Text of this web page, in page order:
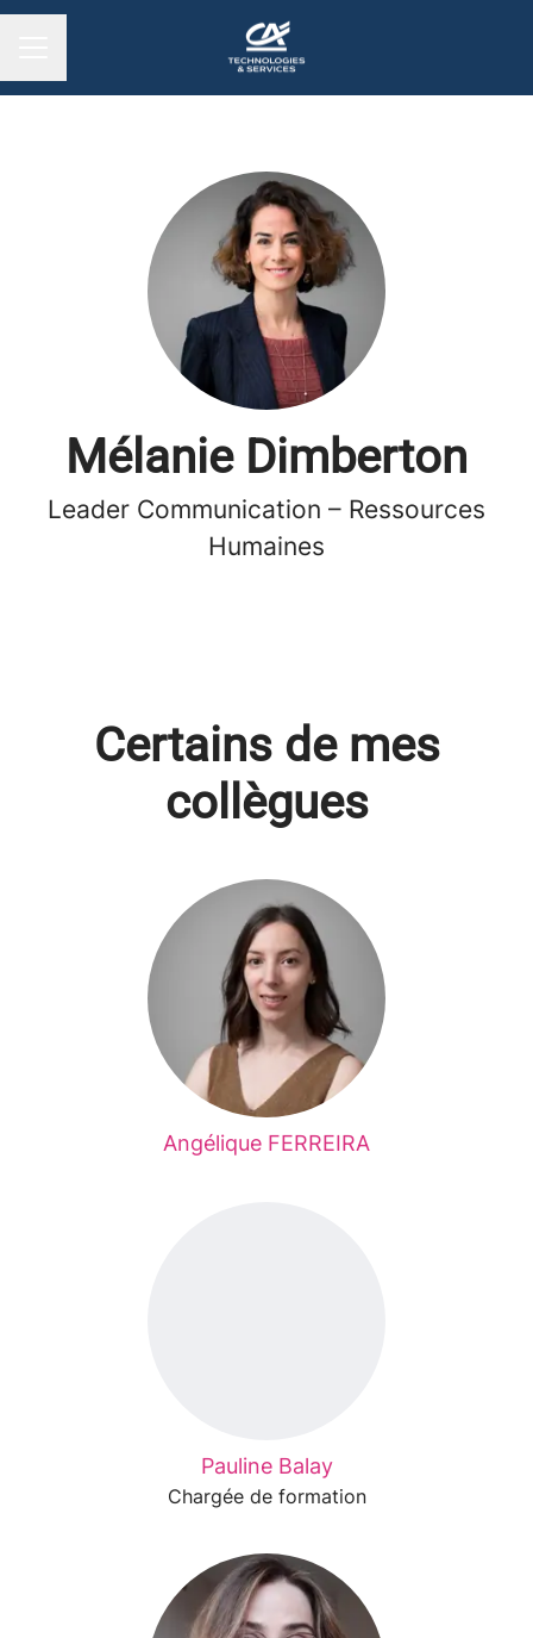
Mélanie Dimberton
Leader Communication – Ressources
Humaines
Certains de mes
collègues
Angélique FERREIRA
Pauline Balay
Chargée de formation